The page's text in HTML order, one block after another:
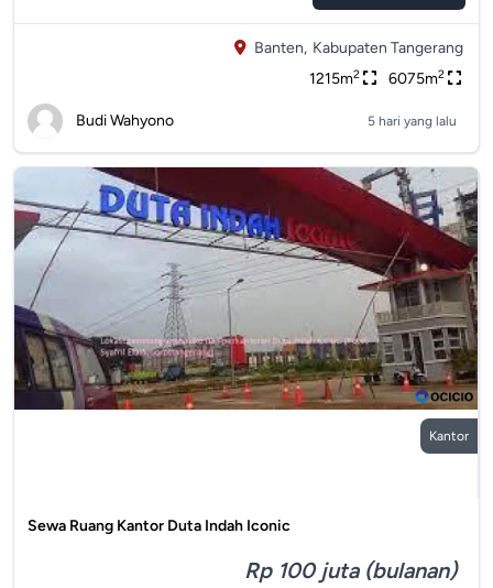
Banten, Kabupaten Tangerang
1215m2 6075m2
Budi Wahyono 5 hari yang lalu
Kantor
Sewa Ruang Kantor Duta Indah Iconic
Rp 100 juta (bulanan)